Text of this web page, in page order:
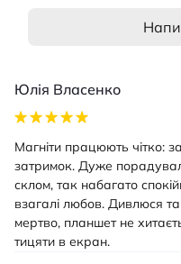
Юлія Власенко
Магніти працюють чітко:
затримок. Дуже
склом, так набагато
взагалі любов. Дивлюся
мертво, планшет не
тицяти в екран.